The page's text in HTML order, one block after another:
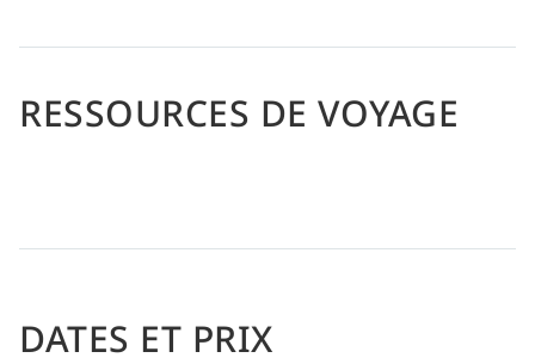
RESSOURCES DE VOYAGE
DATES ET PRIX